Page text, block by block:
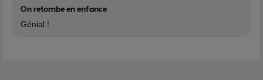
On retombe en enfance
Génial !